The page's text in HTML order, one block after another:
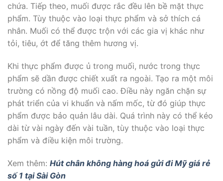
chứa. Tiếp theo, muối được rắc đều lên bề mặt thực
phẩm. Tùy thuộc vào loại thực phẩm và sở thích cá
nhân. Muối có thể được trộn với các gia vị khác như
tỏi, tiêu, ớt để tăng thêm hương vị.
Khi thực phẩm được ủ trong muối, nước trong thực
phẩm sẽ dần được chiết xuất ra ngoài. Tạo ra một môi
trường có nồng độ muối cao. Điều này ngăn chặn sự
phát triển của vi khuẩn và nấm mốc, từ đó giúp thực
phẩm được bảo quản lâu dài. Quá trình này có thể kéo
dài từ vài ngày đến vài tuần, tùy thuộc vào loại thực
phẩm và điều kiện môi trường.
Xem thêm: Hút chân không hàng hoá gửi đi Mỹ giá rẻ
số 1 tại Sài Gòn